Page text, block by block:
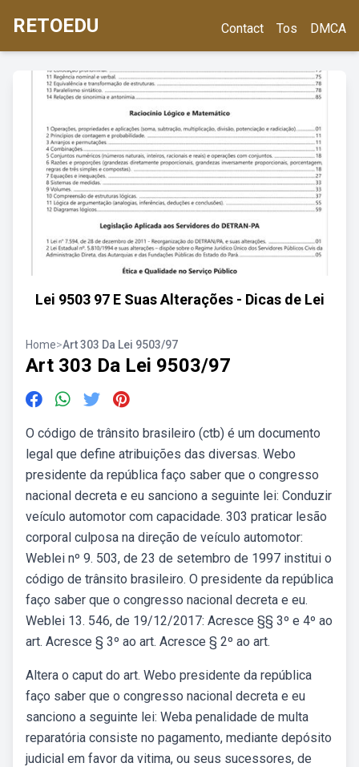
RETOEDU Contact Tos DMCA
Lei 9503 97 E Suas Alterações - Dicas de Lei
Home>Art 303 Da Lei 9503/97
Art 303 Da Lei 9503/97
O código de trânsito brasileiro (ctb) é um documento
legal que define atribuições das diversas. Webo
presidente da república faço saber que o congresso
nacional decreta e eu sanciono a seguinte lei: Conduzir
veículo automotor com capacidade. 303 praticar lesão
corporal culposa na direção de veículo automotor:
Weblei nº 9. 503, de 23 de setembro de 1997 institui o
código de trânsito brasileiro. O presidente da república
faço saber que o congresso nacional decreta e eu.
Weblei 13. 546, de 19/12/2017: Acresce §§ 3º e 4º ao
art. Acresce § 3º ao art. Acresce § 2º ao art.
Altera o caput do art. Webo presidente da república
faço saber que o congresso nacional decreta e eu
sanciono a seguinte lei: Weba penalidade de multa
reparatória consiste no pagamento, mediante depósito
judicial em favor da vitima, ou seus sucessores, de